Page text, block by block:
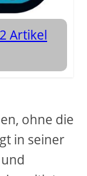
Artikel
ohne die
in seiner